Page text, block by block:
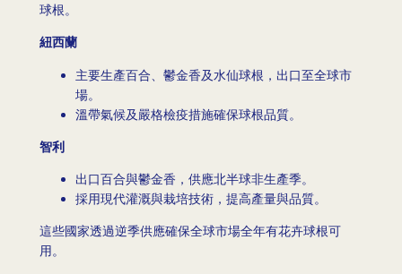
球根。
紐西蘭
主要生產百合、鬱金香及水仙球根，出口至全球市
場。
溫帶氣候及嚴格檢疫措施確保球根品質。
智利
出口百合與鬱金香，供應北半球非生產季。
採用現代灌溉與栽培技術，提高產量與品質。
這些國家透過逆季供應確保全球市場全年有花卉球根可
用。